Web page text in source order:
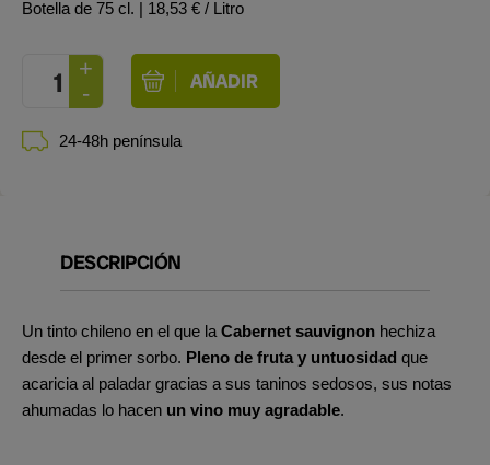
Botella de 75 cl. | 18,53 € / Litro
24-48h península
DESCRIPCIÓN
Un tinto chileno en el que la Cabernet sauvignon hechiza
desde el primer sorbo. Pleno de fruta y untuosidad que
acaricia al paladar gracias a sus taninos sedosos, sus notas
ahumadas lo hacen un vino muy agradable.